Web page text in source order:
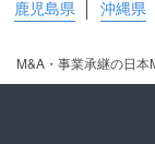
鹿児島県
沖縄県
M&A・事業承継の日本